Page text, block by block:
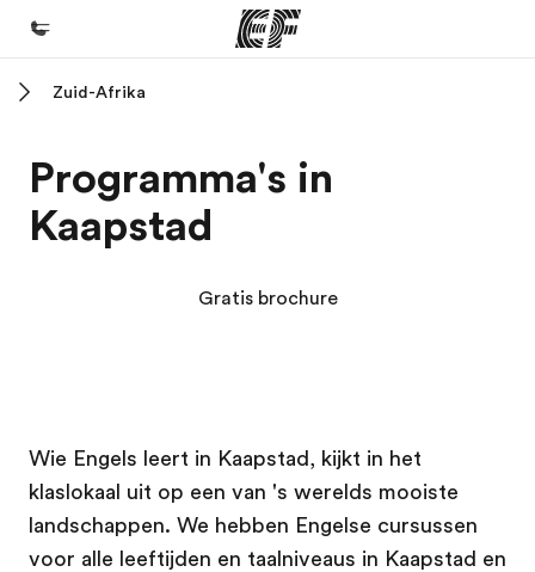
Programma's
Bekijk alles dat we doen
Careers
Kom bij ons team
Zuid-Afrika
Programma's in
Kaapstad
Gratis brochure
Wie Engels leert in Kaapstad, kijkt in het
klaslokaal uit op een van 's werelds mooiste
landschappen. We hebben Engelse cursussen
voor alle leeftijden en taalniveaus in Kaapstad en